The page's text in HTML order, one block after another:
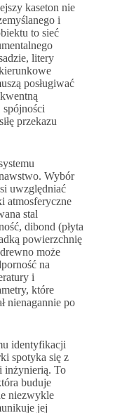
kaseton nie
i
to sieć
litery
posługiwać
przekazu
Wybór
uwzględniać
atmosferyczne
stal
dibond (płyta
powierzchnię
może
na
i
które
nienagannie po
identyfikacji
spotyka się z
inżynierią. To
buduje
niezwykle
jej